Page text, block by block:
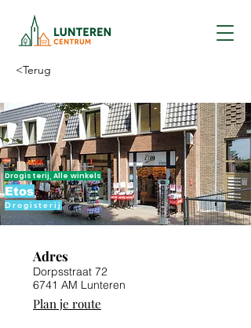
<Terug
Drogisterij, Alle winkels
Etos
Drogisterij
Adres
Dorpsstraat 72
6741 AM Lunteren
Plan je route